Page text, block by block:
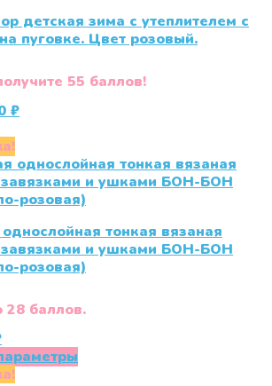
Опции
можно
на
детская зима с утеплителем с
пуговке. Цвет розовый.
55 баллов!
₽.
₽Текущая
тонкая вязаная
и ушками БОН-БОН
розовая)
28 баллов.
Текущая
цена:
550 ₽.